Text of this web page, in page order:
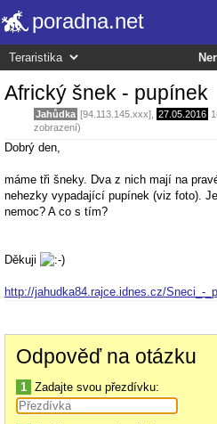
poradna.net
Africký šnek - pupínek
Jahůdka [94.113.145.xxx], 27.05.2016
zobrazení)
Dobrý den,
máme tři šneky. Dva z nich mají na
nehezky vypadající pupínek (viz foto).
nemoc? A co s tím?
Děkuji
http://jahudka84.rajce.idnes.cz/Sneci_-
Odpověď na otázku
1 Zadajte svou přezdívku: